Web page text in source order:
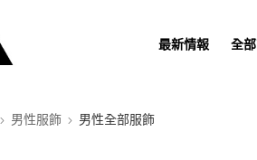
最新情報 全
男性服飾 男性全部服飾